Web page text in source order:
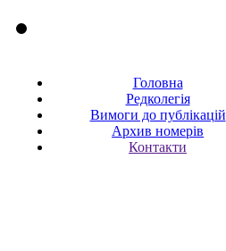
Головна
Редколегія
Вимоги до публікацій
Архив номерів
Контакти